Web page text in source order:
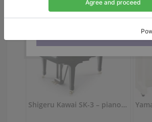
Shigeru Kawai SK-3 – pianoforte da concerto 188 cm
This site is protected by reCAPTCHA and
Privacy PolicyandTerms of Service